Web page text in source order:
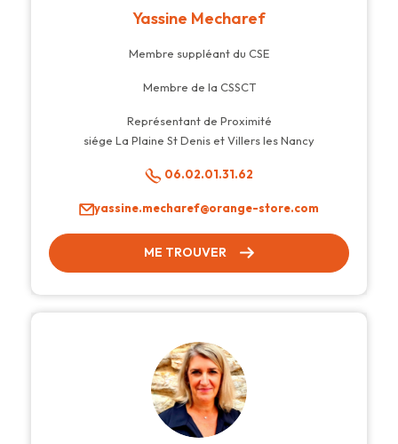
Yassine Mecharef
Membre suppléant du CSE
Membre de la CSSCT
Représentant de Proximité
siége La Plaine St Denis et Villers les Nancy
06.02.01.31.62
yassine.mecharef@orange-store.com
ME TROUVER